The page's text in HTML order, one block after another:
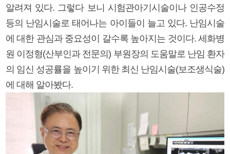
알려져 있다. 그렇다 보니 시험관아기시술이나 인공수정
등의 난임시술로 태어나는 아이들이 늘고 있다. 난임시술
에 대한 관심과 중요성이 갈수록 높아지는 것이다. 세화병
원 이정형(산부인과 전문의) 부원장의 도움말로 난임 환자
의 임신 성공률을 높이기 위한 최신 난임시술(보조생식술)
에 대해 알아봤다.